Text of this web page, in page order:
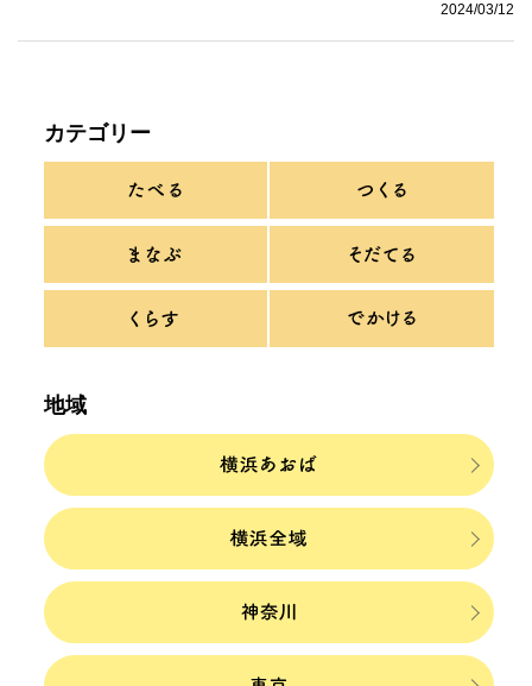
2024/03/12
カテゴリー
地域